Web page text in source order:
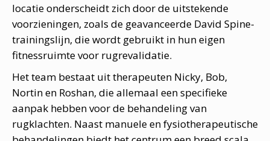
locatie onderscheidt zich door de uitstekende
voorzieningen, zoals de geavanceerde David Spine-
trainingslijn, die wordt gebruikt in hun eigen
fitnessruimte voor rugrevalidatie.
Het team bestaat uit therapeuten Nicky, Bob,
Nortin en Roshan, die allemaal een specifieke
aanpak hebben voor de behandeling van
rugklachten. Naast manuele en fysiotherapeutische